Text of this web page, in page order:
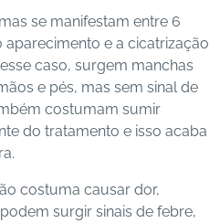
se manifestam entre 6
aparecimento e a cicatrização
caso, surgem manchas
e pés, mas sem sinal de
costumam sumir
do tratamento e isso acaba
costuma causar dor,
surgir sinais de febre,